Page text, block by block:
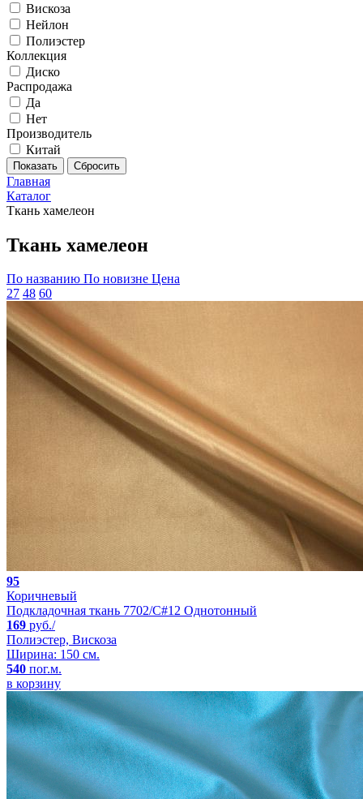
Вискоза
Нейлон
Полиэстер
Коллекция
Диско
Распродажа
Да
Нет
Производитель
Китай
Главная
Каталог
Ткань хамелеон
Ткань хамелеон
По названию По новизне Цена
27 48 60
95
Коричневый
Подкладочная ткань 7702/C#12 Однотонный
169 руб./
Полиэстер, Вискоза
Ширина: 150 см.
540 пог.м.
в корзину